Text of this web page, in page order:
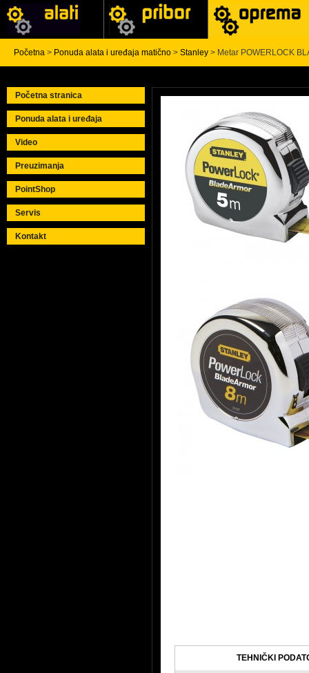
Početna > Ponuda alata i uređaja matično > Stanley > Metar POWERLOCK
Početna stranica
Ponuda alata i uređaja
Video
Preuzimanja
PointShop
Servis
Kontakt
TEHNIČKI